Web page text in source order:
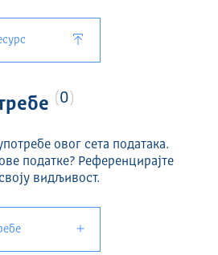
0
овог сета података.
податке? Референцирајте
видљивост.